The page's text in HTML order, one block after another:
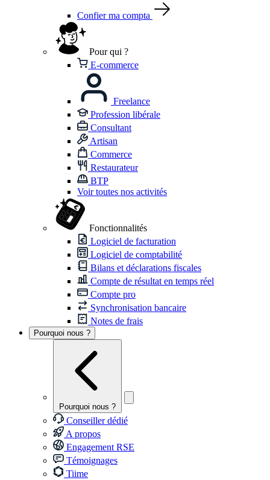
Confier ma compta
Pour qui ?
E-commerce
Freelance
Profession libérale
Consultant
Artisan
Commerce
Restaurateur
BTP
Voir toutes nos activités
Fonctionnalités
Logiciel de facturation
Logiciel de comptabilité
Bilans et déclarations fiscales
Compte de résultat en temps réel
Compte pro
Synchronisation bancaire
Notes de frais
Pourquoi nous ?
Pourquoi nous ?
Conseiller dédié
A propos
Engagement RSE
Témoignages
Tiime